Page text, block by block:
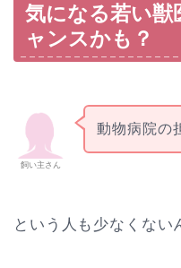
気になる若い獣
ャンスかも？
飼い主さん
動物病院の
という人も少なくない